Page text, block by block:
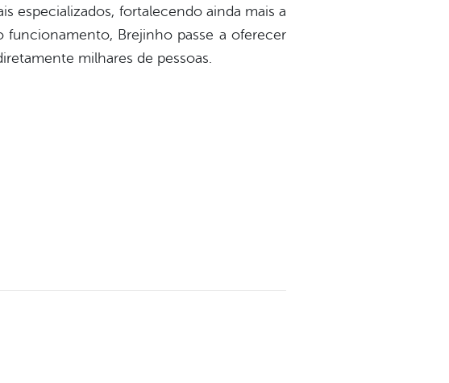
especializados, fortalecendo ainda mais a
Brejinho passe a oferecer
milhares de pessoas.